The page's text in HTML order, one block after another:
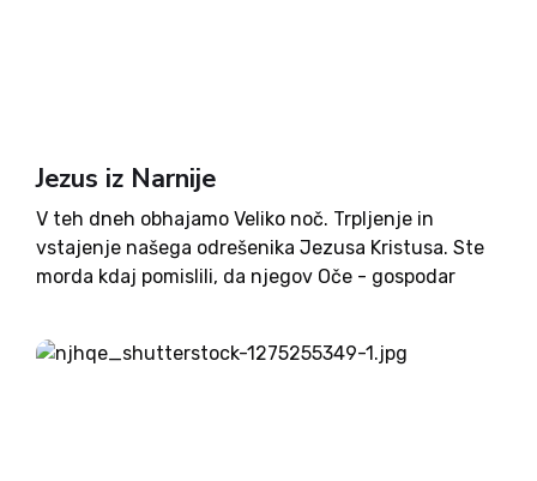
Jezus iz Narnije
V teh dneh obhajamo Veliko noč. Trpljenje in
vstajenje našega odrešenika Jezusa Kristusa. Ste
morda kdaj pomislili, da njegov Oče - gospodar
stoletje nazaj heretična misel, danes pač več ne.
Da morda...